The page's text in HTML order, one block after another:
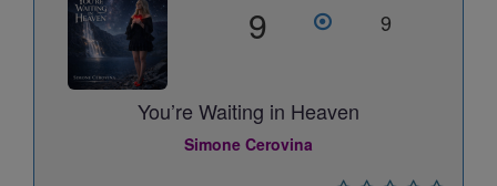
9 9
You’re Waiting in Heaven
Simone Cerovina